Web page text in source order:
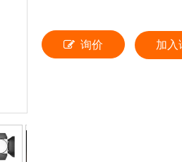
询价 加入